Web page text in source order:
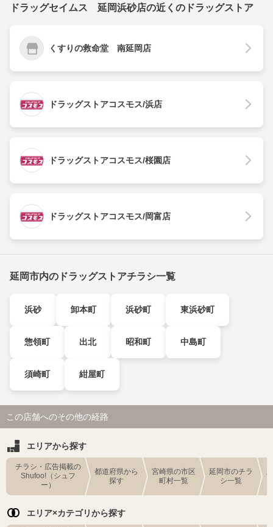
ドラッグセイムス 延岡浜砂店の近くのドラッグストア
くすりの救命堂 南延岡店
ドラッグストアコスモス/浜店
ドラッグストアコスモス/桜園店
ドラッグストアコスモス/岡富店
延岡市内のドラッグストアチラシ一覧
浜砂 卸本町 浜砂町 東浜砂町
惣領町 出北 昭和町 中島町
須崎町 紺屋町
この店舗へのその他の経路
エリアから探す
チラシ・広告掲載の
Shufoo!（シュフ
ー）
都道府県から
探す
宮崎県の市区
町村一覧
延岡市のチラ
シ一覧
エリア×カテゴリから探す